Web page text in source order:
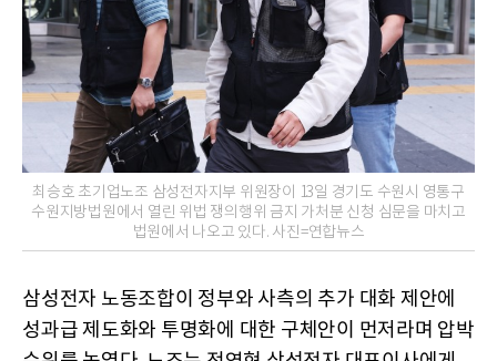
최승호 초기업노조 삼성전자지부 위원장이 13일 경기도 수원시 영통구
수원지방법원에서 열린 위법 쟁의행위 금지 가처분 신청 심문을 마치고
법원에서 나오고 있다. 사진=연합뉴스
삼성전자 노동조합이 정부와 사측의 추가 대화 제안에
성과급 제도화와 투명화에 대한 구체안이 먼저라며 압박